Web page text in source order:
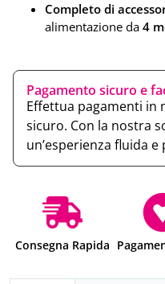
Completo di
alimentazione da 4
Pagamento sicuro e
Effettua pagamenti in
sicuro. Con la nostra
un’esperienza fluida
Consegna Rapida